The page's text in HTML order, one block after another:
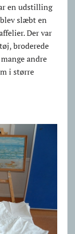
en udstilling
slæbt en
Der var
broderede
andre
i større